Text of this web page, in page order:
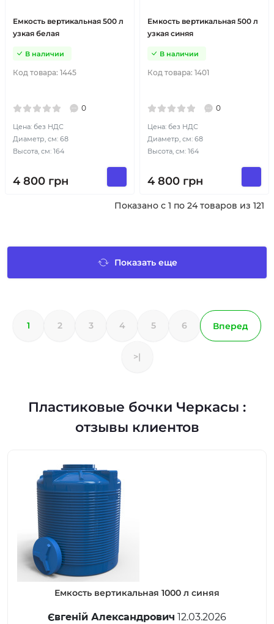
Емкость вертикальная 500 л
узкая белая
Код товара: 1445
В наличии
0
Цена: без НДС
Диаметр, см: 68
Высота, см: 164
4 800 грн
Емкость вертикальная 500 л
узкая синяя
Код товара: 1401
В наличии
0
Цена: без НДС
Диаметр, см: 68
Высота, см: 164
4 800 грн
Показано с 1 по 24 товаров из 121
Показать еще
1 2 3 4 5 6 Вперед
>|
Пластиковые бочки Черкасы :
отзывы клиентов
Емкость вертикальная 1000 л синяя
Євгеній Александрович 12.03.2026